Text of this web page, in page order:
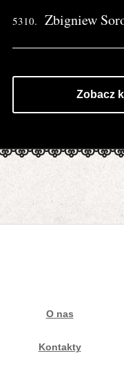
5310. Zbigniew
Zobacz
O nas
Kontakty